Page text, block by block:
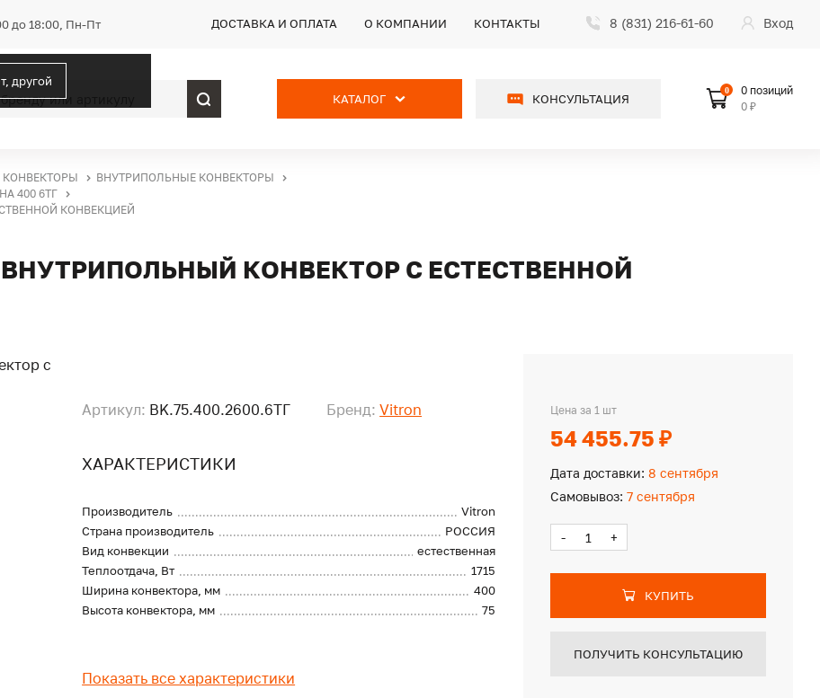
до 18:00, Пн-Пт
другой
ДОСТАВКА И ОПЛАТА О КОМПАНИИ КОНТАКТЫ 8 (831) 216-61-60 Вход
КАТАЛОГ КОНСУЛЬТАЦИЯ
0
0 позиций
0 ₽
КОНВЕКТОРЫ
ВНУТРИПОЛЬНЫЕ КОНВЕКТОРЫ
400 6ТГ
КОНВЕКЦИЕЙ
ВНУТРИПОЛЬНЫЙ КОНВЕКТОР С ЕСТЕСТВЕННОЙ
Артикул: BK.75.400.2600.6ТГ Бренд: Vitron
ХАРАКТЕРИСТИКИ
Производитель
Vitron
Страна производитель
РОССИЯ
Вид конвекции
естественная
Теплоотдача, Вт
1715
Ширина конвектора, мм
400
Высота конвектора, мм
75
Показать все характеристики
Цена за 1 шт
54 455.75 ₽
Дата доставки: 8 сентября
Самовывоз: 7 сентября
- +
КУПИТЬ
ПОЛУЧИТЬ КОНСУЛЬТАЦИЮ